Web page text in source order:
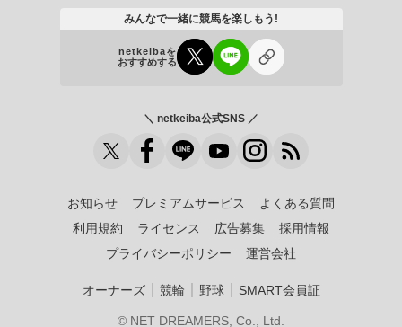
みんなで一緒に競馬を楽しもう!
netkeibaを
おすすめする
＼ netkeiba公式SNS ／
お知らせ プレミアムサービス
よくある質問
利用規約
ライセンス 広告募集
採用情報
プライバシーポリシー
運営会社
オーナーズ｜ 競輪 野球｜ SMART会員証
© NET DREAMERS, Co., Ltd.